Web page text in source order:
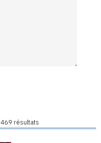
469 résultats